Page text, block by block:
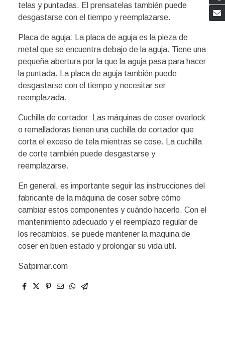
telas y puntadas. El prensatelas también puede
desgastarse con el tiempo y reemplazarse.
Placa de aguja: La placa de aguja es la pieza de
metal que se encuentra debajo de la aguja. Tiene una
pequeña abertura por la que la aguja pasa para hacer
la puntada. La placa de aguja también puede
desgastarse con el tiempo y necesitar ser
reemplazada.
Cuchilla de cortador: Las máquinas de coser overlock
o remalladoras tienen una cuchilla de cortador que
corta el exceso de tela mientras se cose. La cuchilla
de corte también puede desgastarse y
reemplazarse.
En general, es importante seguir las instrucciones del
fabricante de la máquina de coser sobre cómo
cambiar estos componentes y cuándo hacerlo. Con el
mantenimiento adecuado y el reemplazo regular de
los recambios, se puede mantener la maquina de
coser en buen estado y prolongar su vida util.
Satpimar.com